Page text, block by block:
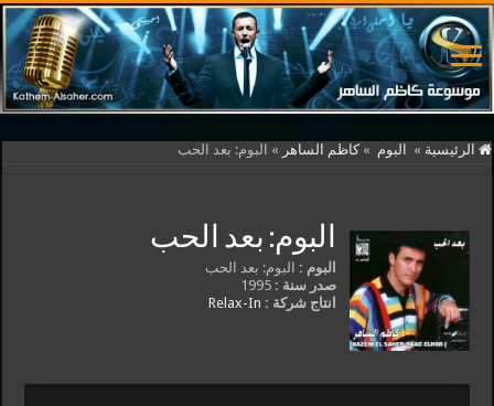
الرئيسية » البوم » كاظم الساهر » البوم: بعد الحب
البوم: بعد الحب
البوم : البوم: بعد الحب
صدر سنة :1995
انتاج شركة : Relax-In